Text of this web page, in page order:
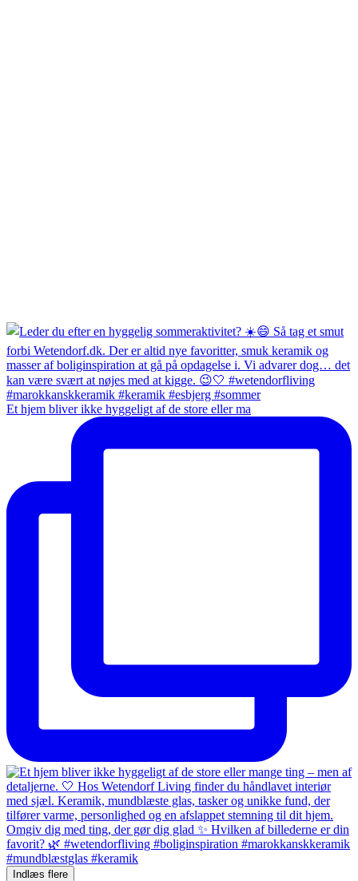
Et hjem bliver ikke hyggeligt af de store eller ma
Indlæs flere